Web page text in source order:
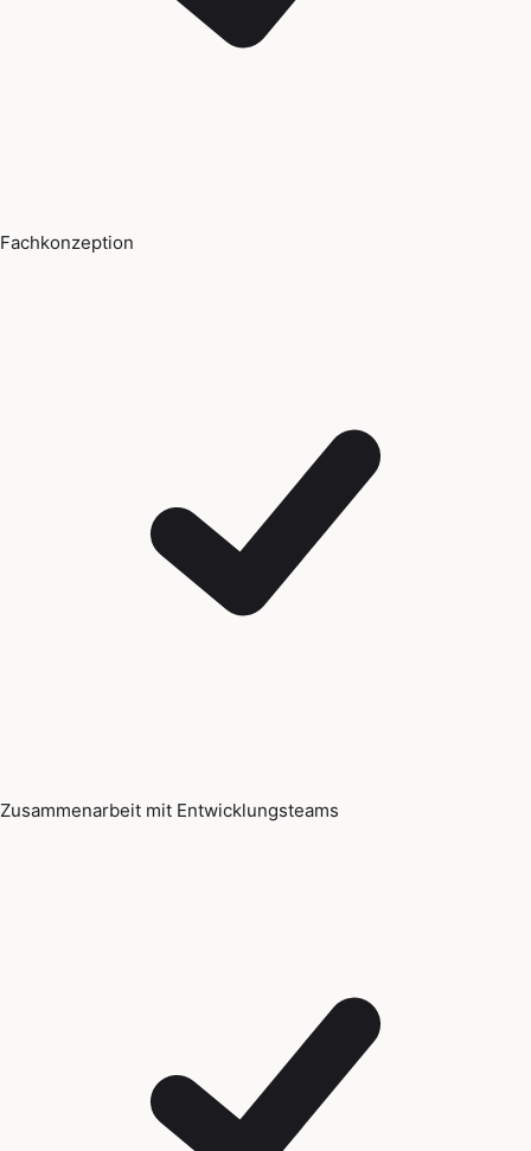
Fachkonzeption
Zusammenarbeit mit Entwicklungsteams